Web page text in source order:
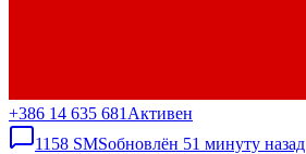
+386 14 635 681 Активен
1158 SMSобновлён 51 минуту назад